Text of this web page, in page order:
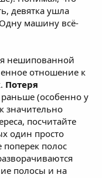
девятка ушла
машину всё-
нешипованной
отношение к
Потеря
раньше (особенно у
значительно
посчитайте
один просто
полос
полосы и на